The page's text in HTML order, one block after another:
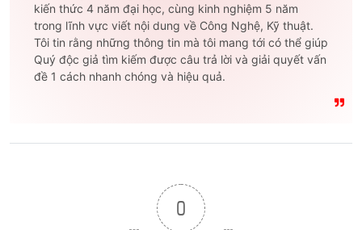
kiến thức 4 năm đại học, cùng kinh nghiệm 5 năm
trong lĩnh vực viết nội dung về Công Nghệ, Kỹ thuật.
Tôi tin rằng những thông tin mà tôi mang tới có thể giúp
Quý độc giả tìm kiếm được câu trả lời và giải quyết vấn
đề 1 cách nhanh chóng và hiệu quả.
0